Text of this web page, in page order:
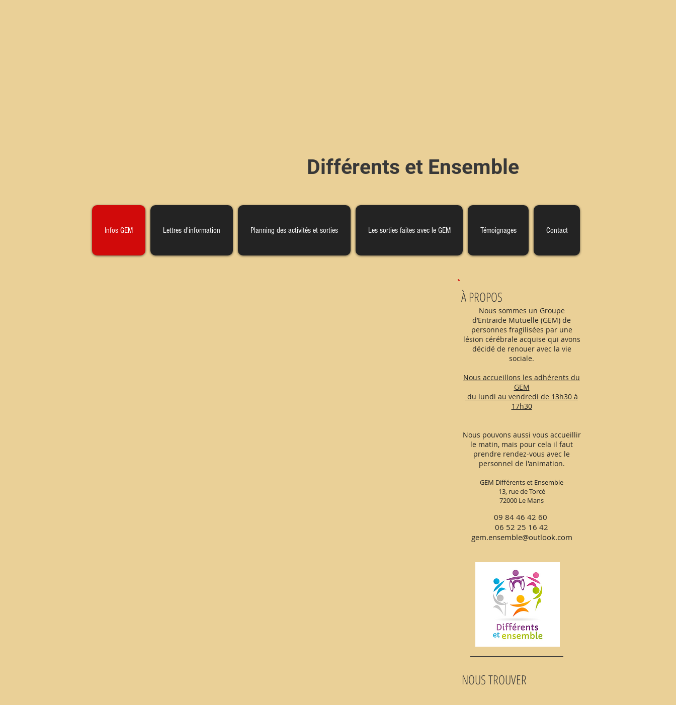
Infos GEM Lettres d'information Planning des activités et sorties Les sorties faites avec le GEM Témoignages Contact
Différents et Ensemble
À PROPOS
Nous sommes un Groupe
d’Entraide Mutuelle (GEM) de
personnes fragilisées par une
lésion cérébrale acquise qui avons
décidé de renouer avec la vie
sociale.
Nous accueillons les adhérents du
GEM
du lundi au vendredi de 13h30 à
17h30
Nous pouvons aussi vous accueillir
le matin, mais pour cela il faut
prendre rendez-vous avec le
personnel de l'animation.
GEM Différents et Ensemble
13, rue de Torcé
72000 Le Mans
09 84 46 42 60
06 52 25 16 42
gem.ensemble@outlook.com
NOUS TROUVER